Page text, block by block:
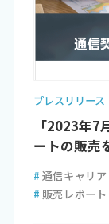
プレスリリース
「2023年
ートの販売
# 通信キャリア
# 販売レポート